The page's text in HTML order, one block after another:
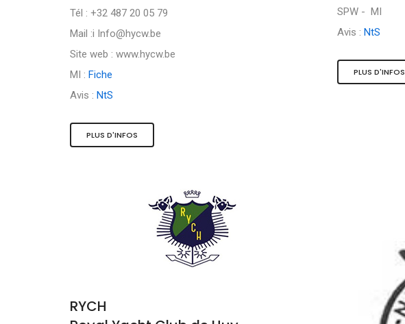
Tél : +32 487 20 05 79
Mail :i Info@hycw.be
Site web : www.hycw.be
MI : Fiche
Avis : NtS
PLUS D'INFOS
SPW - MI
Avis : NtS
PLUS D'INFOS
RYCH